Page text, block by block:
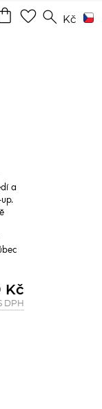
favorite_border search Kč
a
Kč
DPH